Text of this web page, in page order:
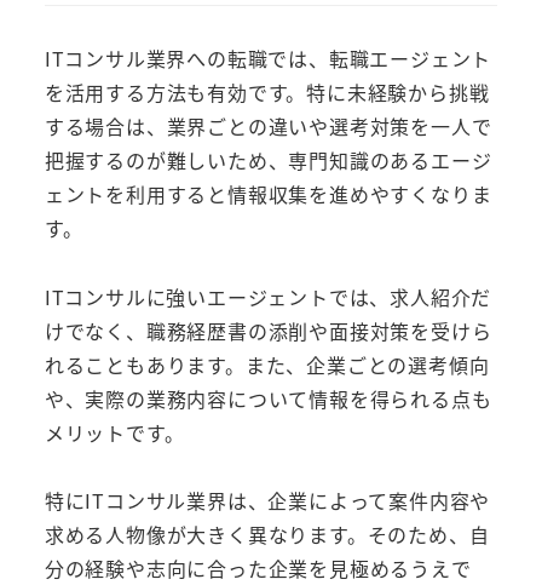
ITコンサル業界への転職では、転職エージェント
を活用する方法も有効です。特に未経験から挑戦
する場合は、業界ごとの違いや選考対策を一人で
把握するのが難しいため、専門知識のあるエージ
ェントを利用すると情報収集を進めやすくなりま
す。
ITコンサルに強いエージェントでは、求人紹介だ
けでなく、職務経歴書の添削や面接対策を受けら
れることもあります。また、企業ごとの選考傾向
や、実際の業務内容について情報を得られる点も
メリットです。
特にITコンサル業界は、企業によって案件内容や
求める人物像が大きく異なります。そのため、自
分の経験や志向に合った企業を見極めるうえで